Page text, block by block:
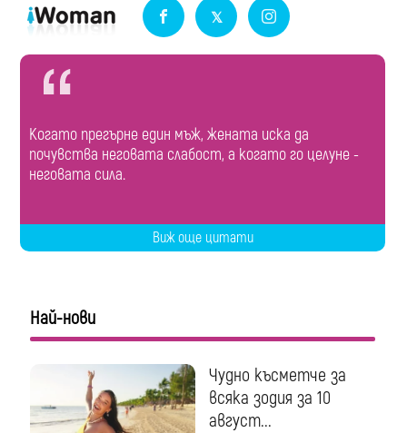
Когато прегърне един мъж, жената иска да
почувства неговата слабост, а когато го целуне -
неговата сила.
Виж още цитати
Най-нови
Чудно късметче за
всяка зодия за 10
август...